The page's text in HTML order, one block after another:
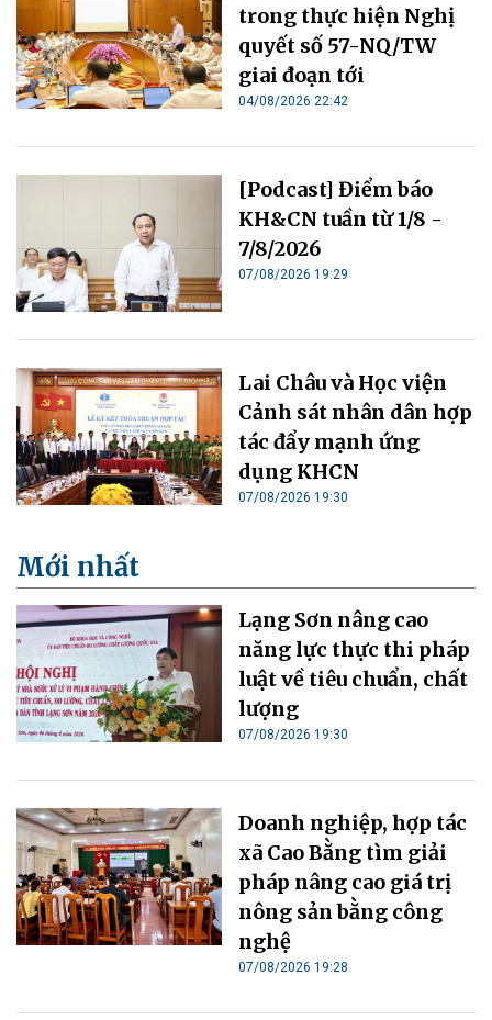
trong thực hiện Nghị
quyết số 57-NQ/TW
giai đoạn tới
04/08/2026 22:42
[Podcast] Điểm báo
KH&CN tuần từ 1/8 -
7/8/2026
07/08/2026 19:29
Lai Châu và Học viện
Cảnh sát nhân dân hợp
tác đẩy mạnh ứng
dụng KHCN
07/08/2026 19:30
Mới nhất
Lạng Sơn nâng cao
năng lực thực thi pháp
luật về tiêu chuẩn, chất
lượng
07/08/2026 19:30
Doanh nghiệp, hợp tác
xã Cao Bằng tìm giải
pháp nâng cao giá trị
nông sản bằng công
nghệ
07/08/2026 19:28